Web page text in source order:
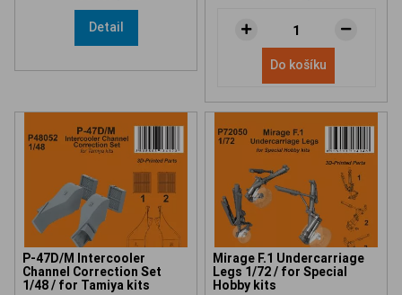
Detail
Do košíku
P-47D/M Intercooler
Channel Correction Set
1/48 / for Tamiya kits
Mirage F.1 Undercarriage
Legs 1/72 / for Special
Hobby kits